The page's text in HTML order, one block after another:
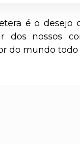
é o desejo
dos nossos
do mundo todo